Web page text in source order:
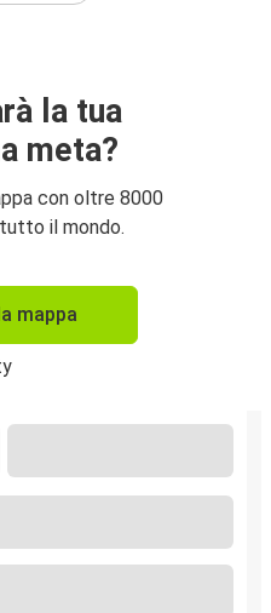
la tua
meta?
con oltre 8000
il mondo.
mappa